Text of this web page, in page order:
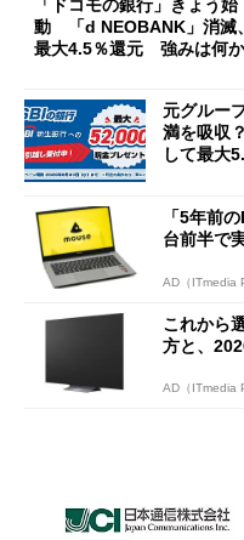
「ドコモの銀行」きょう始
動 「d NEOBANK」消滅、
最大4.5％還元 強みは何
元グルー
満を吸収
して最大
「5年前
台前半で
AD（ITmedia
これから
方と、
AD（ITmedia